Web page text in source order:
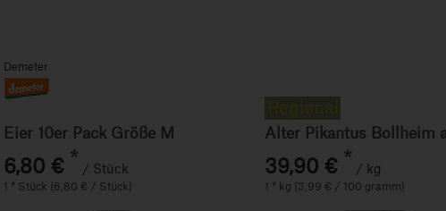
Demeter
Eier 10er Pack Größe M
6,80 € * / Stück
1 * Stück (6,80 € / Stück)
39,90 € * / kg
1 * kg (3,99 € / 100 gramm)